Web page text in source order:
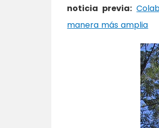
noticia previa:
manera más amplia